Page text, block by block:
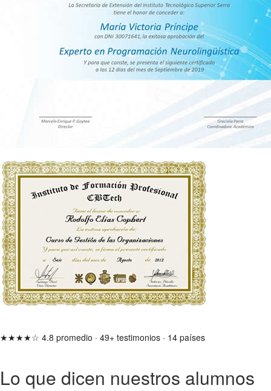
★★★★☆ 4.8 promedio · 49+ testimonios · 14 países
Lo que dicen nuestros alumnos